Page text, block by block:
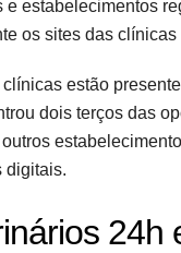
estabelecimentos
os sites das
estão
dois terços das
digitais.